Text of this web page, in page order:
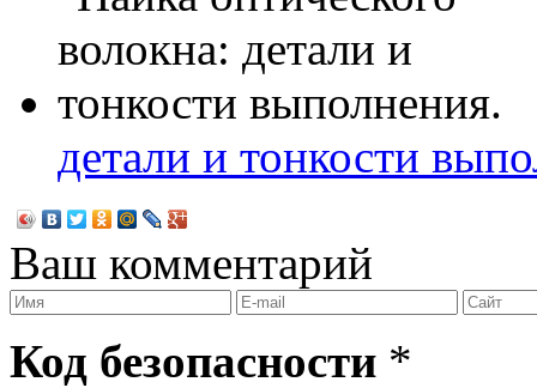
детали и тонкости
Ваш комментарий
Код безопасности *